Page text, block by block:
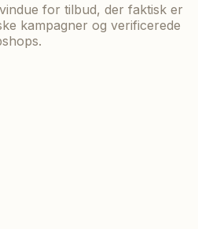
for tilbud, der faktisk er
kampagner og verificerede